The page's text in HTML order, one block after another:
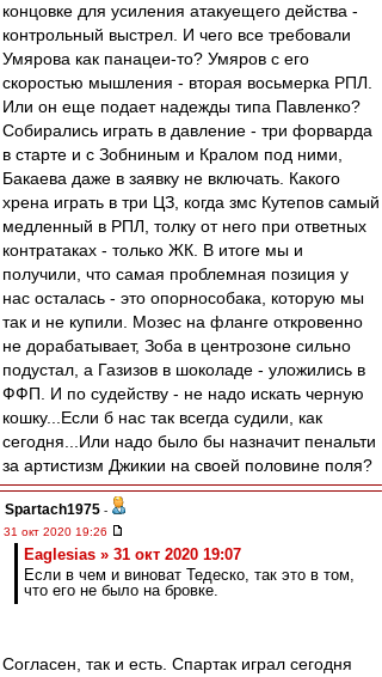
концовке для усиления атакуещего действа -
контрольный выстрел. И чего все требовали
Умярова как панацеи-то? Умяров с его
скоростью мышления - вторая восьмерка РПЛ.
Или он еще подает надежды типа Павленко?
Собирались играть в давление - три форварда
в старте и с Зобниным и Кралом под ними,
Бакаева даже в заявку не включать. Какого
хрена играть в три ЦЗ, когда змс Кутепов самый
медленный в РПЛ, толку от него при ответных
контратаках - только ЖК. В итоге мы и
получили, что самая проблемная позиция у
нас осталась - это опорнособака, которую мы
так и не купили. Мозес на фланге откровенно
не дорабатывает, Зоба в центрозоне сильно
подустал, а Газизов в шоколаде - уложились в
ФФП. И по судейству - не надо искать черную
кошку...Если б нас так всегда судили, как
сегодня...Или надо было бы назначит пенальти
за артистизм Джикии на своей половине поля?
Spartach1975 -
31 окт 2020 19:26
Eaglesias » 31 окт 2020 19:07
Если в чем и виноват Тедеско, так это в том,
что его не было на бровке.
Согласен, так и есть. Спартак играл сегодня